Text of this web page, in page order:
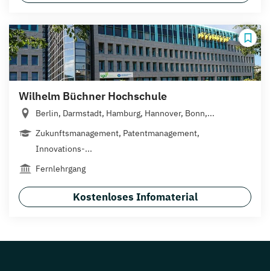
Wilhelm Büchner Hochschule
Berlin, Darmstadt, Hamburg, Hannover, Bonn,...
Zukunftsmanagement, Patentmanagement,
Innovations-...
Fernlehrgang
Kostenloses Infomaterial